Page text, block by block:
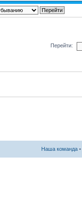
Перейти:
Наша команда •